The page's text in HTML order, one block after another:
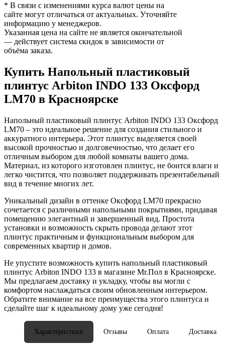
* В связи с изменениями курса валют цены на
сайте могут отличаться от актуальных. Уточняйте
информацию у менеджеров.
Указанная цена на сайте не является окончательной
— действует система скидок в зависимости от
объёма заказа.
Купить Напольный пластиковый
плинтус Arbiton INDO 133 Оксфорд
LM70 в Красноярске
Напольный пластиковый плинтус Arbiton INDO 133 Оксфорд
LM70 – это идеальное решение для создания стильного и
аккуратного интерьера. Этот плинтус выделяется своей
высокой прочностью и долговечностью, что делает его
отличным выбором для любой комнаты вашего дома.
Материал, из которого изготовлен плинтус, не боится влаги и
легко чистится, что позволяет поддерживать презентабельный
вид в течение многих лет.
Уникальный дизайн в оттенке Оксфорд LM70 прекрасно
сочетается с различными напольными покрытиями, придавая
помещению элегантный и завершенный вид. Простота
установки и возможность скрыть провода делают этот
плинтус практичным и функциональным выбором для
современных квартир и домов.
Не упустите возможность купить напольный пластиковый
плинтус Arbiton INDO 133 в магазине Mr.Пол в Красноярске.
Мы предлагаем доставку и укладку, чтобы вы могли с
комфортом наслаждаться своим обновленным интерьером.
Обратите внимание на все преимущества этого плинтуса и
сделайте шаг к идеальному дому уже сегодня!
Характеристики Отзывы Оплата Доставка